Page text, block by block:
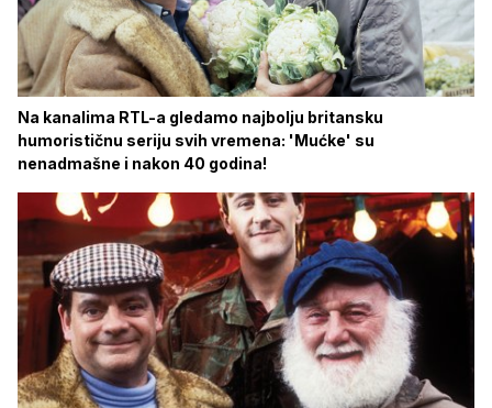
Na kanalima RTL-a gledamo najbolju britansku
humorističnu seriju svih vremena: 'Mućke' su
nenadmašne i nakon 40 godina!